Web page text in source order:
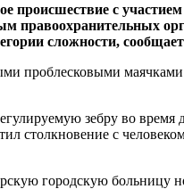
происшествие с
сложности,
проблесковыми
зебру во
столкновение с
городскую больницу